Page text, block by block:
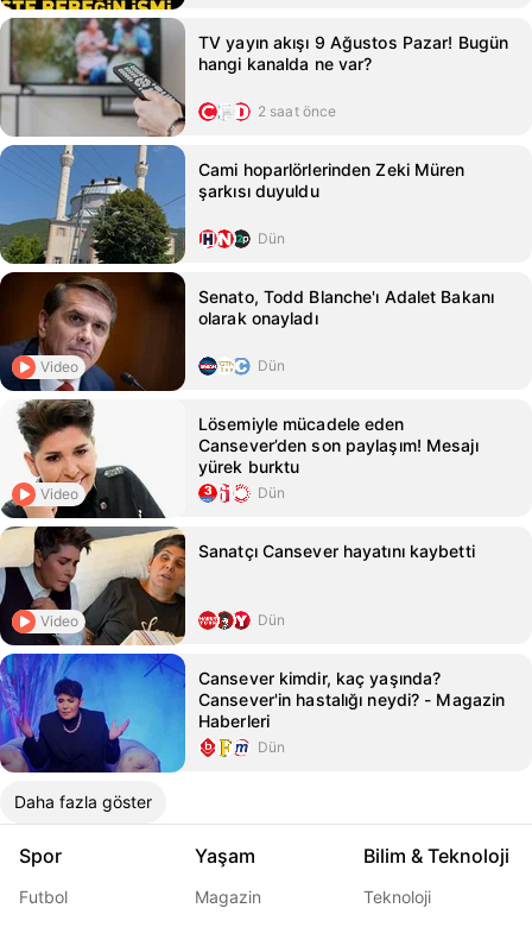
TV yayın akışı 9 Ağustos Pazar! Bugün
hangi kanalda ne var?
2 saat önce
Cami hoparlörlerinden Zeki Müren
şarkısı duyuldu
Dün
Video
Senato, Todd Blanche'ı Adalet Bakanı
olarak onayladı
Dün
Video
Lösemiyle mücadele eden
Cansever’den son paylaşım! Mesajı
yürek burktu
Dün
Video
Sanatçı Cansever hayatını kaybetti
Dün
Cansever kimdir, kaç yaşında?
Cansever'in hastalığı neydi? - Magazin
Haberleri
Dün
Daha fazla göster
Spor
Futbol
Yaşam
Magazin
Bilim & Teknoloji
Teknoloji